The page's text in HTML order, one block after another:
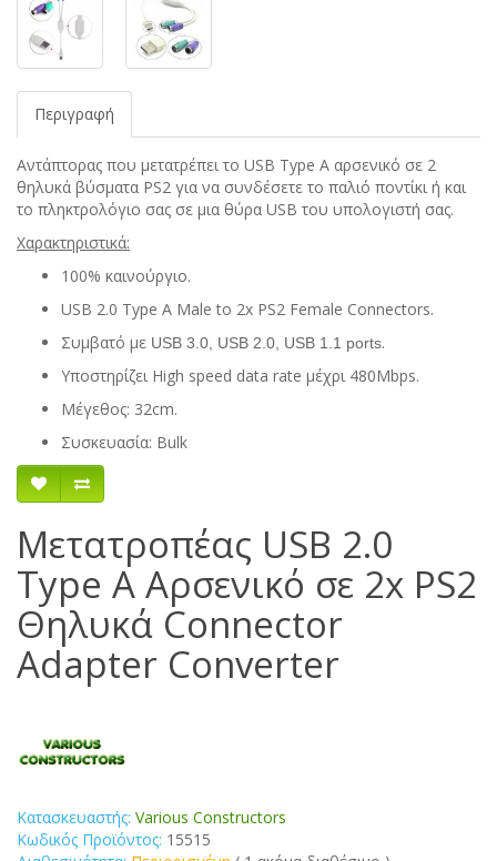
Περιγραφή
Αντάπτορας που μετατρέπει το USB Type A αρσενικό σε 2
θηλυκά βύσματα PS2 για να συνδέσετε το παλιό ποντίκι ή και
το πληκτρολόγιο σας σε μια θύρα USB του υπολογιστή σας.
Χαρακτηριστικά:
100% καινούργιο.
USB 2.0 Type A Male tο 2x PS2 Female Connectors.
Συμβατό με USB 3.0, USB 2.0, USB 1.1 ports.
Υποστηρίζει High speed data rate μέχρι 480Mbps.
Μέγεθος: 32cm.
Συσκευασία: Bulk
Μετατροπέας USB 2.0
Type Α Αρσενικό σε 2x PS2
Θηλυκά Connector
Adapter Converter
Κατασκευαστής: Various Constructors
Κωδικός Προϊόντος: 15515